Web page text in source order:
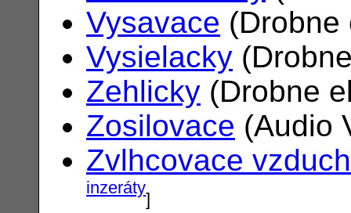
Vysavace
Vysielacky
Zehlicky (Drobne
Zosilovace (Audio
Zvlhcovace
inzeráty]